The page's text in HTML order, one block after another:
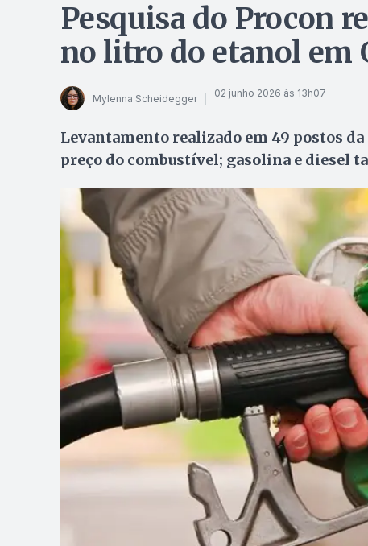
Pesquisa do Procon
no litro do etanol em
Mylenna Scheidegger 02 junho 2026 às 13h07
Levantamento realizado em 49 postos
preço do combustível; gasolina e diesel